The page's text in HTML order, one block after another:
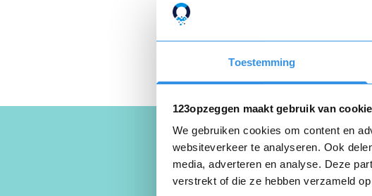
Toestemming
123opzeggen maakt gebruik van
We gebruiken cookies om content en
websiteverkeer te analyseren. Ook
media, adverteren en analyse. Deze
verstrekt of die ze hebben verzameld
Schrijf een